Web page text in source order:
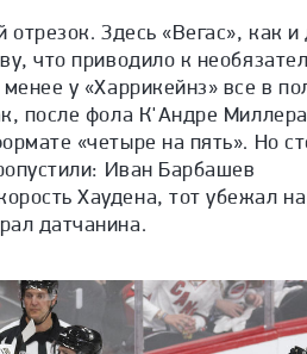
Здесь «Вегас», как и
что приводило к
у «Харрикейнз» все в
после фола К'Андре
«четыре на пять». Но
Иван Барбашев
Хаудена, тот убежал
датчанина.